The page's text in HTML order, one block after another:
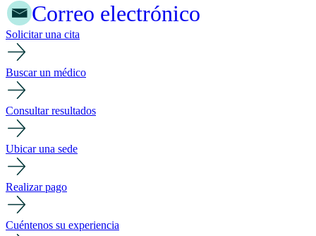
Correo electrónico
Solicitar una cita
Buscar un médico
Consultar resultados
Ubicar una sede
Realizar pago
Cuéntenos su experiencia